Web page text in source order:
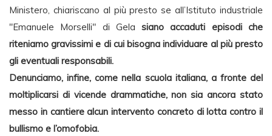
Ministero, chiariscano al più presto se all’Istituto industriale
"Emanuele Morselli" di Gelasiano accaduti episodi che
riteniamo gravissimi e di cui bisogna individuare al più presto
gli eventuali responsabili.
Denunciamo, infine, come nella scuola italiana, a fronte del
moltiplicarsi di vicende drammatiche, non sia ancora stato
messo in cantiere alcun intervento concreto di lotta contro il
bullismo e l’omofobia.